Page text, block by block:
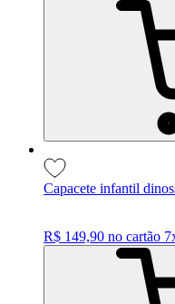
Capacete infantil
R$ 149,90 no cartão